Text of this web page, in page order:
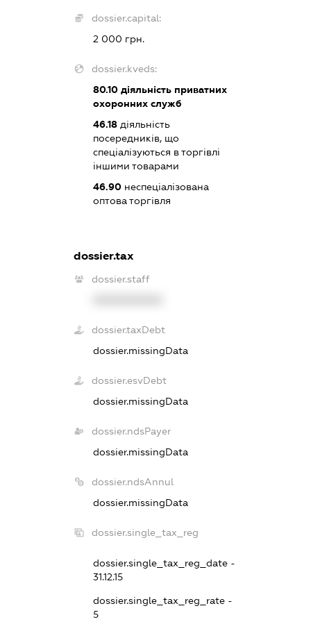
dossier.capital:
2 000 грн.
dossier.kveds:
80.10 діяльність приватних
охоронних служб
46.18 діяльність
посередників, що
спеціалізуються в торгівлі
іншими товарами
46.90 неспеціалізована
оптова торгівля
dossier.tax
dossier.staff
dossier.taxDebt
dossier.missingData
dossier.esvDebt
dossier.missingData
dossier.ndsPayer
dossier.missingData
dossier.ndsAnnul
dossier.missingData
dossier.single_tax_reg
dossier.single_tax_reg_date -
31.12.15
dossier.single_tax_reg_rate -
5